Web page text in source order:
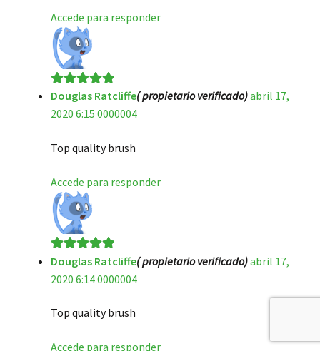
Accede para responder
Valorado en5
de 5
Douglas Ratcliffe( propietario verificado)abril 17,
2020 6:15 0000004
Top quality brush
Accede para responder
Valorado en5
de 5
Douglas Ratcliffe( propietario verificado)abril 17,
2020 6:14 0000004
Top quality brush
Accede para responder